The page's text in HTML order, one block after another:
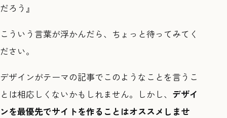
だろう』
こういう言葉が浮かんだら、ちょっと待ってみてく
ださい。
デザインがテーマの記事でこのようなことを言うこ
とは相応しくないかもしれません。しかし、 デザイ
ンを最優先でサイトを作ることはオススメしませ